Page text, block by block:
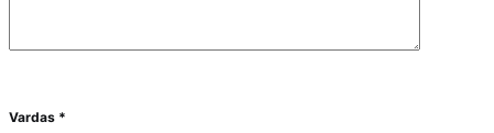
Vardas *